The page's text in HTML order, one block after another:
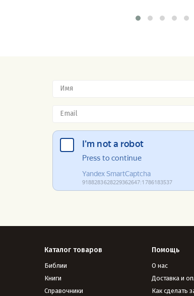
Каталог товаров
Библии
Книги
Справочники
Помощь
О нас
Доставка и
Как сделать